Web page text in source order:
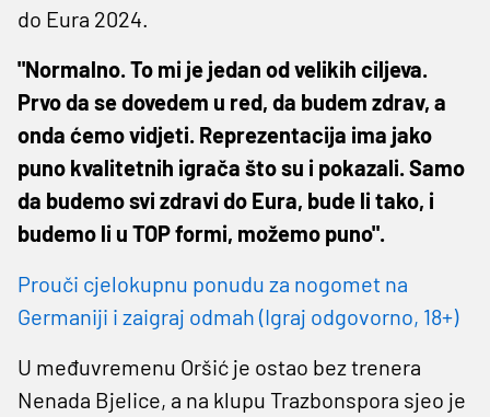
do Eura 2024.
"Normalno. To mi je jedan od velikih ciljeva.
Prvo da se dovedem u red, da budem zdrav, a
onda ćemo vidjeti. Reprezentacija ima jako
puno kvalitetnih igrača što su i pokazali. Samo
da budemo svi zdravi do Eura, bude li tako, i
budemo li u TOP formi, možemo puno".
Prouči cjelokupnu ponudu za nogomet na
Germaniji i zaigraj odmah (Igraj odgovorno, 18+)
U međuvremenu Oršić je ostao bez trenera
Nenada Bjelice, a na klupu Trazbonspora sjeo je